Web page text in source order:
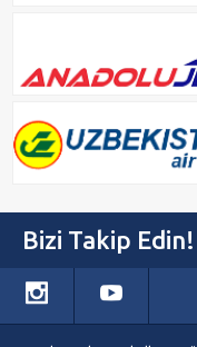
Bizi Takip Edin!